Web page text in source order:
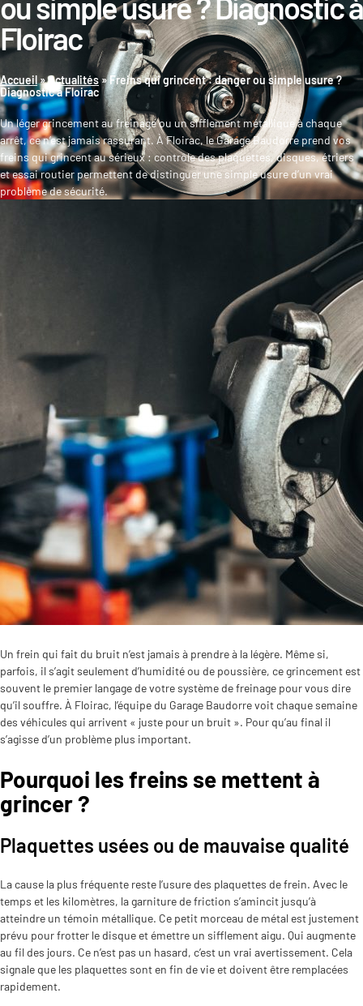
Floirac
Accueil»Actualités»Freins qui grincent : danger ou simple usure ?
Diagnostic à Floirac
Un léger grincement au freinage ou un sifflement métallique à chaque
arrêt, ce n’est jamais rassurant. À Floirac, le Garage Baudorre prend vos
freins qui grincent au sérieux : contrôle des plaquettes, disques, étriers
et essai routier permettent de distinguer une simple usure d’un vrai
problème de sécurité.
Un frein qui fait du bruit n’est jamais à prendre à la légère. Même si,
parfois, il s’agit seulement d’humidité ou de poussière, ce grincement est
souvent le premier langage de votre système de freinage pour vous dire
qu’il souffre. À Floirac, l’équipe du Garage Baudorre voit chaque semaine
des véhicules qui arrivent « juste pour un bruit ». Pour qu’au final il
s’agisse d’un problème plus important.
Pourquoi les freins se mettent à
grincer ?
Plaquettes usées ou de mauvaise qualité
La cause la plus fréquente reste l’usure des plaquettes de frein. Avec le
temps et les kilomètres, la garniture de friction s’amincit jusqu’à
atteindre un témoin métallique. Ce petit morceau de métal est justement
prévu pour frotter le disque et émettre un sifflement aigu. Qui augmente
au fil des jours. Ce n’est pas un hasard, c’est un vrai avertissement. Cela
signale que les plaquettes sont en fin de vie et doivent être remplacées
rapidement.